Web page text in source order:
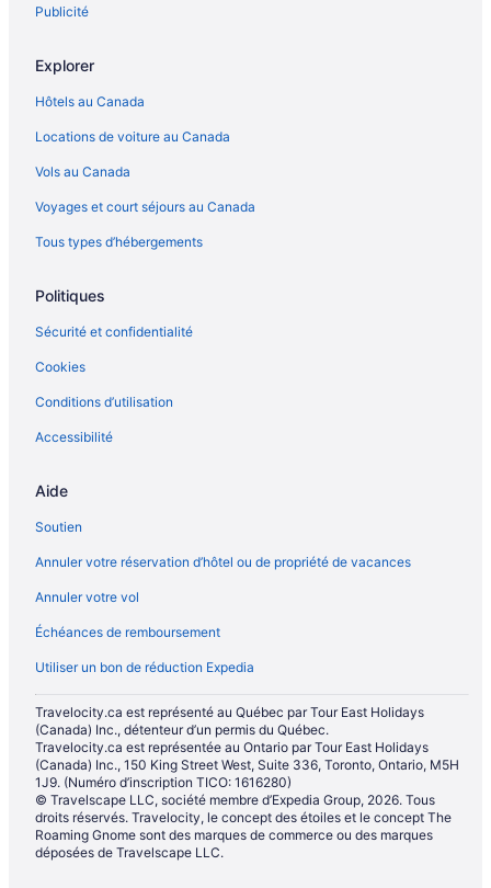
Vieille ville de Chicago – Hôtels
Publicité
Explorer
Hôtels au Canada
Locations de voiture au Canada
Vols au Canada
Voyages et court séjours au Canada
Tous types d’hébergements
Politiques
Sécurité et confidentialité
Cookies
Conditions d’utilisation
Accessibilité
Aide
Soutien
Annuler votre réservation d’hôtel ou de propriété de vacances
Annuler votre vol
Échéances de remboursement
Utiliser un bon de réduction Expedia
Travelocity.ca est représenté au Québec par Tour East Holidays
(Canada) Inc., détenteur d’un permis du Québec.
Travelocity.ca est représentée au Ontario par Tour East Holidays
(Canada) Inc., 150 King Street West, Suite 336, Toronto, Ontario, M5H
1J9. (Numéro d’inscription TICO: 1616280)
© Travelscape LLC, société membre d’Expedia Group, 2026. Tous
droits réservés. Travelocity, le concept des étoiles et le concept The
Roaming Gnome sont des marques de commerce ou des marques
déposées de Travelscape LLC.